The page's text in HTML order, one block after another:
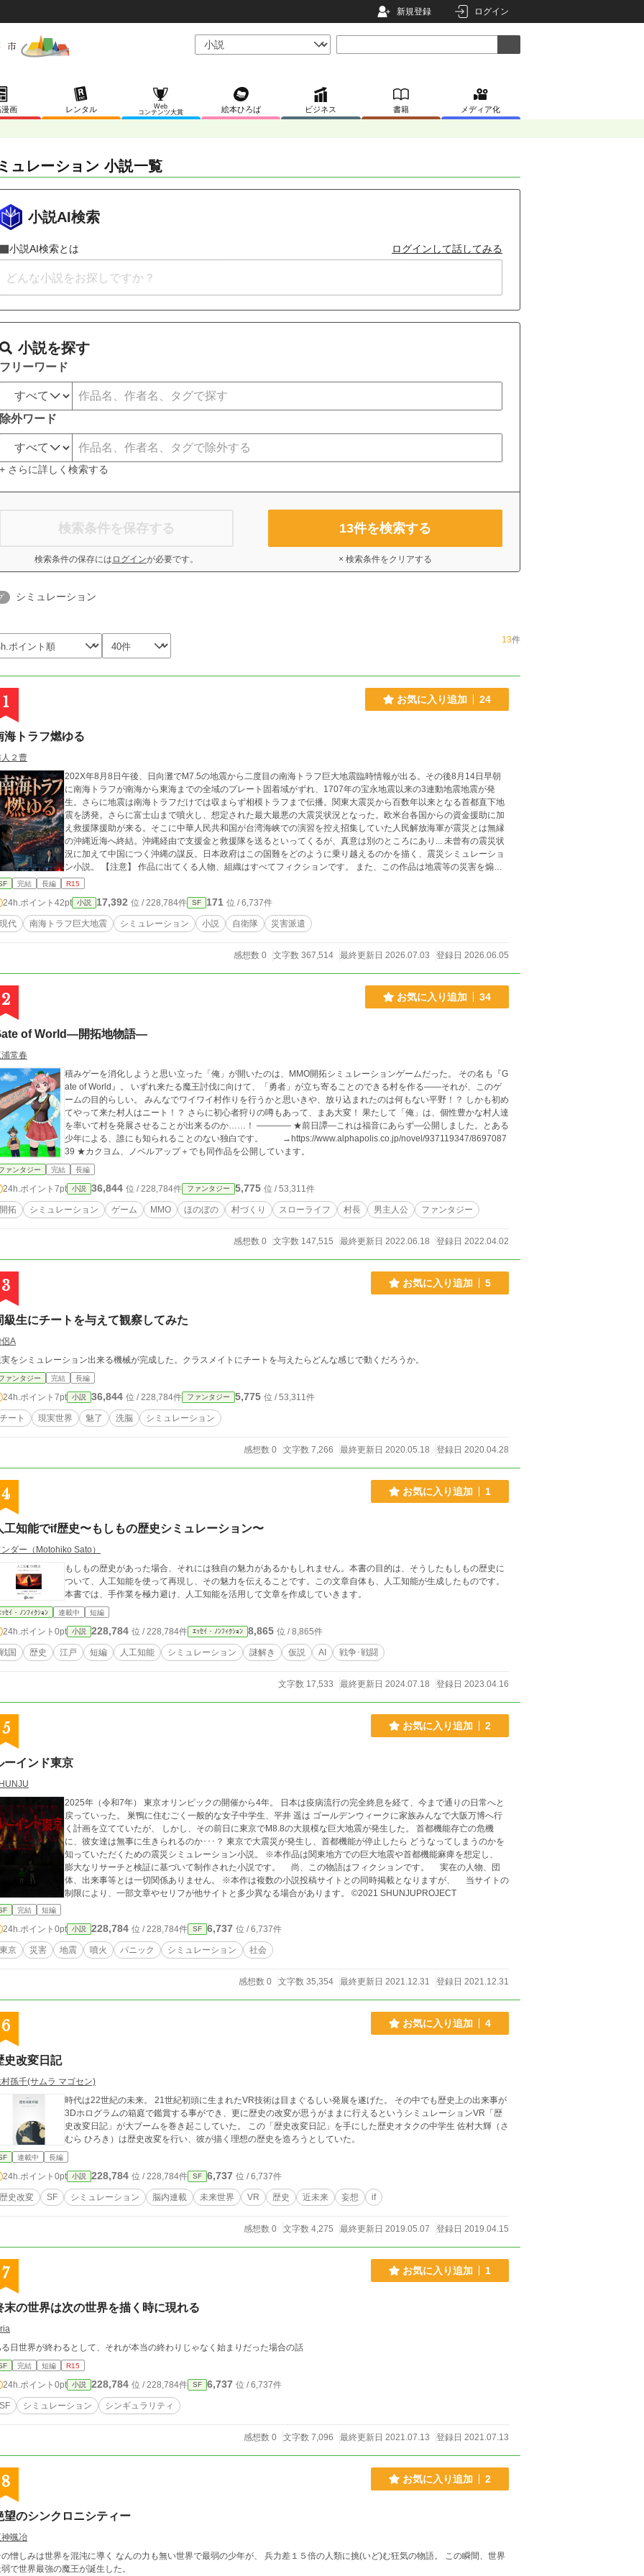
新規登録 ログイン
画 レンタル
Web
コンテンツ大賞
絵本ひろば ビジネス 書籍 メディア化
ュレーション 小説一覧
小説AI検索
小説AI検索とは ログインして話してみる
小説を探す
フリーワード
除外ワード
+ さらに詳しく検索する
検索条件を保存する
検索条件の保存には ログインが必要です。
13件を検索する
× 検索条件をクリアする
シミュレーション
13件
1 お気に入り追加 24
海トラフ燃ゆる
２曹
202X年8月8日午後、日向灘でM7.5の地震から二度目の南海トラフ巨大地震臨時情報が出る。その後8月14日早朝
に南海トラフが南海から東海までの全域のプレート固着域がずれ、1707年の宝永地震以来の3連動地震地震が発
生。さらに地震は南海トラフだけでは収まらず相模トラフまで伝播。関東大震災から百数年以来となる首都直下地
震を誘発。さらに富士山まで噴火し、想定された最大最悪の大震災状況となった。欧米台各国からの資金援助に加
え救援隊援助が来る。そこに中華人民共和国が台湾海峡での演習を控え招集していた人民解放海軍が震災とは無縁
の沖縄近海へ終結。沖縄経由で支援金と救援隊を送るといってくるが、真意は別のところにあり... 未曾有の震災状
況に加えて中国につく沖縄の謀反。日本政府はこの国難をどのように乗り越えるのかを描く、震災シミュレーショ
ン小説。 【注意】 作品に出てくる人物、組織はすべてフィクションです。 また、この作品は地震等の災害を煽っ
たりするものではありませんし、地震が予知できるとするものでもありません。
完結 長編 R15
24h.ポイント 42pt 小説 17,392 位 / 228,784件 SF 171 位 / 6,737件
現代 南海トラフ巨大地震 シミュレーション 小説 自衛隊 災害派遣
感想数 0 文字数 367,514 最終更新日 2026.07.03 登録日 2026.06.05
2 お気に入り追加 34
of World―開拓地物語―
常春
積みゲーを消化しようと思い立った「俺」が開いたのは、MMO開拓シミュレーションゲームだった。 その名も『G
ate of World』。 いずれ来たる魔王討伐に向けて、「勇者」が立ち寄ることのできる村を作る――それが、このゲ
ームの目的らしい。 みんなでワイワイ村作りを行うかと思いきや、放り込まれたのは何もない平野！？ しかも初め
てやって来た村人はニート！？ さらに初心者狩りの噂もあって、まあ大変！ 果たして「俺」は、個性豊かな村人達
を率いて村を発展させることが出来るのか……！ ―――― ★前日譚―これは福音にあらず―公開しました。とある
少年による、誰にも知られることのない独白です。 →https://www.alphapolis.co.jp/novel/937119347/8697087
39 ★カクヨム、ノベルアップ＋でも同作品を公開しています。
ァンタジー 完結 長編
24h.ポイント 7pt 小説 36,844 位 / 228,784件 ファンタジー 5,775 位 / 53,311件
開拓 シミュレーション ゲーム MMO ほのぼの 村づくり スローライフ 村長 男主人公 ファンタジー
感想数 0 文字数 147,515 最終更新日 2022.06.18 登録日 2022.04.02
3 お気に入り追加 5
級生にチートを与えて観察してみた
A
をシミュレーション出来る機械が完成した。クラスメイトにチートを与えたらどんな感じで動くだろうか。
ァンタジー 完結 長編
24h.ポイント 7pt 小説 36,844 位 / 228,784件 ファンタジー 5,775 位 / 53,311件
チート 現実世界 魅了 洗脳 シミュレーション
感想数 0 文字数 7,266 最終更新日 2020.05.18 登録日 2020.04.28
4 お気に入り追加 1
工知能でif歴史〜もしもの歴史シミュレーション〜
ダー（Motohiko Sato）
もしもの歴史があった場合、それには独自の魅力があるかもしれません。本書の目的は、そうしたもしもの歴史に
ついて、人工知能を使って再現し、その魅力を伝えることです。この文章自体も、人工知能が生成したものです。
本書では、手作業を極力避け、人工知能を活用して文章を作成していきます。
ｯｾｲ・ﾉﾝﾌｨｸｼｮﾝ 連載中 短編
24h.ポイント 0pt 小説 228,784 位 / 228,784件 ｴｯｾｲ・ﾉﾝﾌｨｸｼｮﾝ 8,865 位 / 8,865件
戦国 歴史 江戸 短編 人工知能 シミュレーション 謎解き 仮説 AI 戦争･戦闘
文字数 17,533 最終更新日 2024.07.18 登録日 2023.04.16
5 お気に入り追加 2
ーインド東京
2025年（令和7年） 東京オリンピックの開催から4年。 日本は疫病流行の完全終息を経て、今まで通りの日常へと
戻っていった。 巣鴨に住むごく一般的な女子中学生、平井 遥は ゴールデンウィークに家族みんなで大阪万博へ行
く計画を立てていたが、 しかし、その前日に東京でM8.8の大規模な巨大地震が発生した。 首都機能存亡の危機
に、彼女達は無事に生きられるのか･･･？ 東京で大震災が発生し、首都機能が停止したら どうなってしまうのかを
知っていただくための震災シミュレーション小説。 ※本作品は関東地方での巨大地震や首都機能麻痺を想定し、
膨大なリサーチと検証に基づいて制作された小説です。 尚、この物語はフィクションです。 実在の人物、団
体、出来事等とは一切関係ありません。 ※本作は複数の小説投稿サイトとの同時掲載となりますが、 当サイトの
制限により、一部文章やセリフが他サイトと多少異なる場合があります。 ©2021 SHUNJUPROJECT
完結 短編
24h.ポイント 0pt 小説 228,784 位 / 228,784件 SF 6,737 位 / 6,737件
東京 災害 地震 噴火 パニック シミュレーション 社会
感想数 0 文字数 35,354 最終更新日 2021.12.31 登録日 2021.12.31
6 お気に入り追加 4
史改変日記
孫千(サムラ マゴセン)
時代は22世紀の未来。 21世紀初頭に生まれたVR技術は目まぐるしい発展を遂げた。 その中でも歴史上の出来事が
3Dホログラムの箱庭で鑑賞する事ができ、更に歴史の改変が思うがままに行えるというシミュレーションVR「歴
史改変日記」が大ブームを巻き起こしていた。 この「歴史改変日記」を手にした歴史オタクの中学生 佐村大輝（さ
むら ひろき）は歴史改変を行い、彼が描く理想の歴史を造ろうとしていた。
連載中 長編
24h.ポイント 0pt 小説 228,784 位 / 228,784件 SF 6,737 位 / 6,737件
歴史改変 SF シミュレーション 脳内連載 未来世界 VR 歴史 近未来 妄想 if
感想数 0 文字数 4,275 最終更新日 2019.05.07 登録日 2019.04.15
7 お気に入り追加 1
末の世界は次の世界を描く時に現れる
日世界が終わるとして、それが本当の終わりじゃなく始まりだった場合の話
完結 短編 R15
24h.ポイント 0pt 小説 228,784 位 / 228,784件 SF 6,737 位 / 6,737件
SF シミュレーション シンギュラリティ
感想数 0 文字数 7,096 最終更新日 2021.07.13 登録日 2021.07.13
8 お気に入り追加 2
望のシンクロニシティー
颯冶
は世界を混沌に導く なんの力も無い世界で最弱の少年が、 兵力差１５倍の人類に挑(いど)む狂気の物語。 この瞬間、世界
で世界最強の魔王が誕生した。